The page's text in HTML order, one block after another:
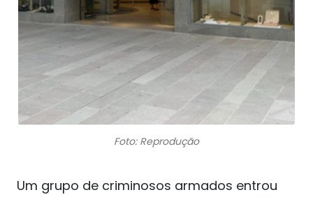
Foto: Reprodução
Um grupo de criminosos armados entrou